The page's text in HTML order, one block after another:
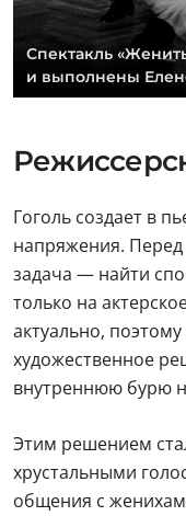
Спектакль
и выполнены
Гоголь создает в
напряжения.
задача — найти
только на
актуально,
художественное
внутреннюю бурю
Этим решением
хрустальными
общения с